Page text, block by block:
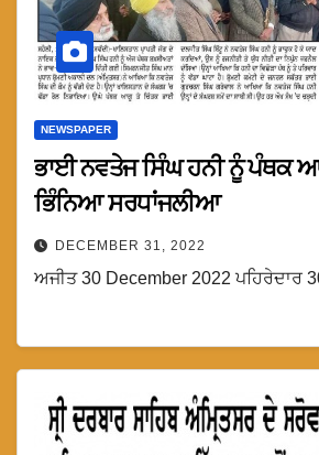
NEWSPAPER
ਭਾਈ ਨਵਤੇਜ ਸਿੰਘ ਹਨੀ ਨੂੰ ਪੰਥਕ
ਭਿੰਨਿਆ ਸਰਧਾਂਜਲੀਆ
DECEMBER 31, 2022
ਅਜੀਤ 30 December 2022 ਪਹਿਰੇਦਾਰ